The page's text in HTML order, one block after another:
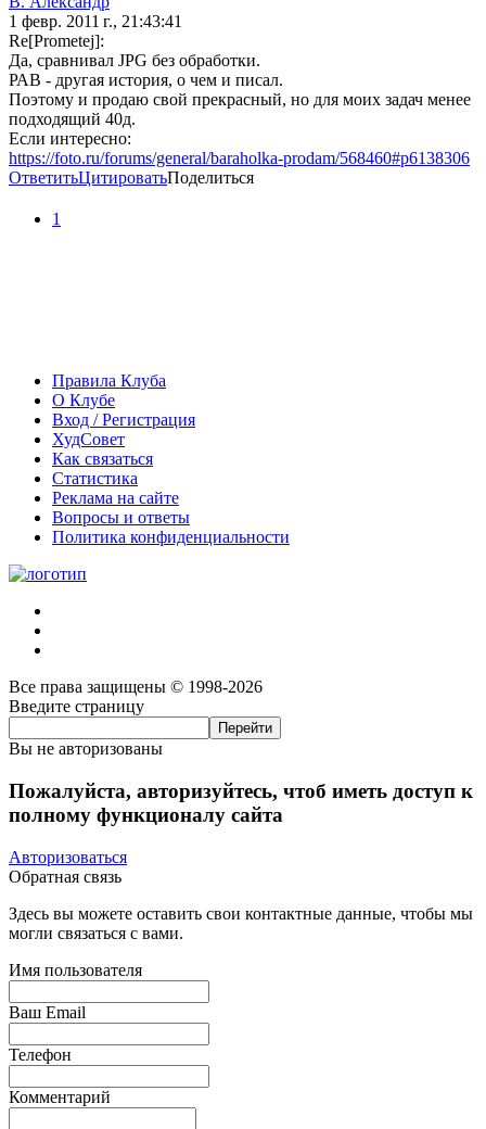
1 февр. 2011 г., 21:43:41
Re[Prometej]:
Да, сравнивал JPG без обработки.
РАВ - другая история, о чем и писал.
Поэтому и продаю свой прекрасный, но для моих задач менее
подходящий 40д.
Если интересно:
https://foto.ru/forums/general/baraholka-prodam/568460#p6138306
ОтветитьЦитироватьПоделиться
1
Правила Клуба
О Клубе
Вход / Регистрация
ХудСовет
Как связаться
Статистика
Реклама на сайте
Вопросы и ответы
Политика конфиденциальности
Все права защищены © 1998-2026
Введите страницу
Вы не авторизованы
Пожалуйста, авторизуйтесь, чтоб иметь доступ к
полному функционалу сайта
Авторизоваться
Обратная связь
Здесь вы можете оставить свои контактные данные, чтобы мы
могли связаться с вами.
Имя пользователя
Ваш Email
Телефон
Комментарий